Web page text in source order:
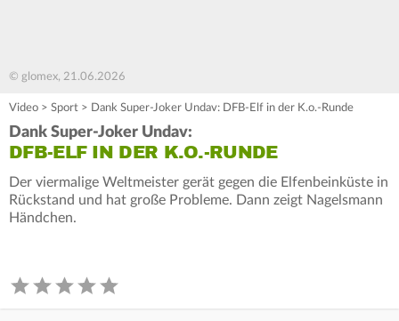
© glomex, 21.06.2026
Video > Sport > Dank Super-Joker Undav: DFB-Elf in der K.o.-Runde
Dank Super-Joker Undav:
DFB-ELF IN DER K.O.-RUNDE
Der viermalige Weltmeister gerät gegen die Elfenbeinküste in
Rückstand und hat große Probleme. Dann zeigt Nagelsmann
Händchen.